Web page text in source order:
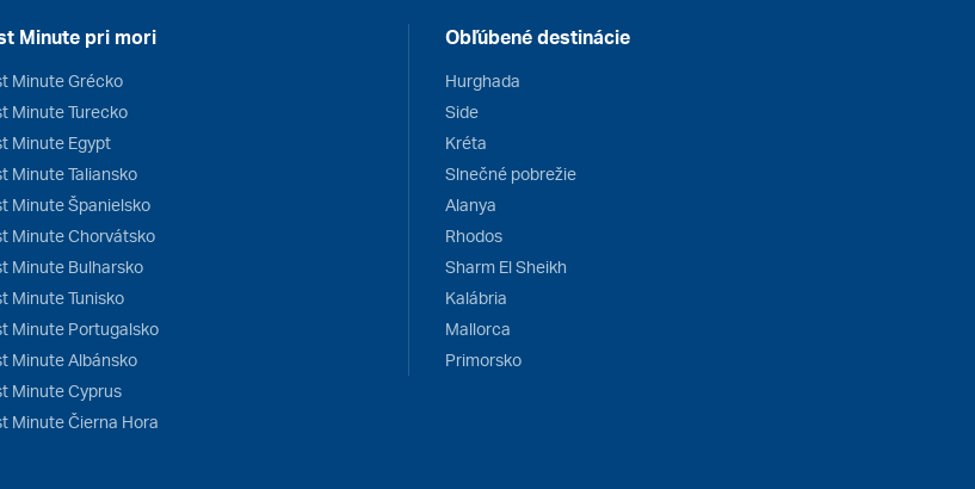
Minute pri mori
Minute Grécko
Minute Turecko
Minute Egypt
Minute Taliansko
Minute Španielsko
Minute Chorvátsko
Minute Bulharsko
Minute Tunisko
Minute Portugalsko
Minute Albánsko
Minute Cyprus
Minute Čierna Hora
Obľúbené destinácie
Hurghada
Side
Kréta
Slnečné pobrežie
Alanya
Rhodos
Sharm El Sheikh
Kalábria
Mallorca
Primorsko